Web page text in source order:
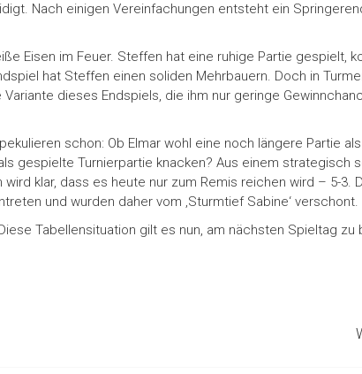
Nach einigen Vereinfachungen entsteht ein
Eisen im Feuer. Steffen hat eine ruhige Partie gespielt,
hat Steffen einen soliden Mehrbauern. Doch in
dieses Endspiels, die ihm nur geringe
schon: Ob Elmar wohl eine noch längere Partie
gespielte Turnierpartie knacken? Aus einem strategisch
klar, dass es heute nur zum Remis reichen wird – 5-3.
und wurden daher vom ‚Sturmtief Sabine‘ verschont.
Tabellensituation gilt es nun, am nächsten Spieltag zu